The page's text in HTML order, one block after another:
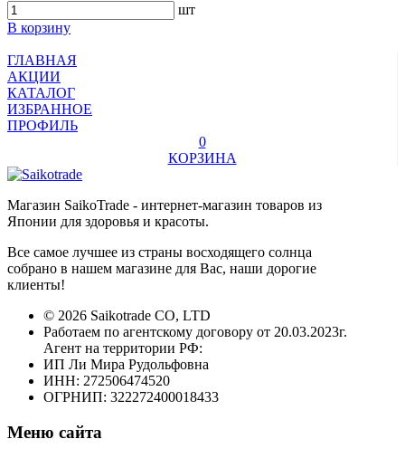
шт
В корзину
ГЛАВНАЯ
АКЦИИ
КАТАЛОГ
ИЗБРАННОЕ
ПРОФИЛЬ
0
КОРЗИНА
Магазин SaikoTrade - интернет-магазин товаров из
Японии для здоровья и красоты.
Все самое лучшее из страны восходящего солнца
собрано в нашем магазине для Вас, наши дорогие
клиенты!
© 2026 Saikotrade CO, LTD
Работаем по агентскому договору от 20.03.2023г.
Агент на территории РФ:
ИП Ли Мира Рудольфовна
ИНН: 272506474520
ОГРНИП: 322272400018433
Меню сайта